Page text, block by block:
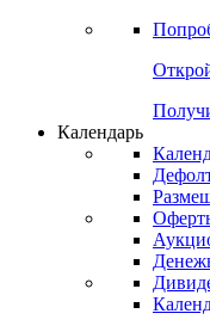
Календарь